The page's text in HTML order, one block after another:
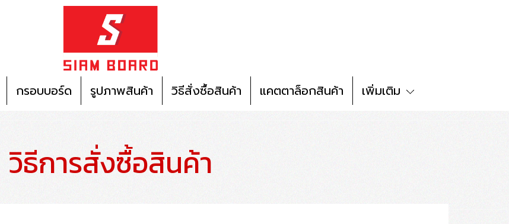
กรอบบอร์ด รูปภาพสินค้า วิธีสั่งซื้อสินค้า แคตตาล็อกสินค้า เพิ่มเติม
วิธีการสั่งซื้อสินค้า